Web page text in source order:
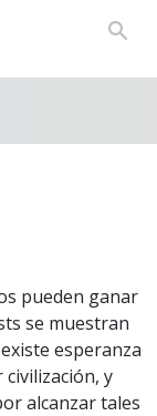
pueden ganar
se muestran
esperanza
y
alcanzar tales